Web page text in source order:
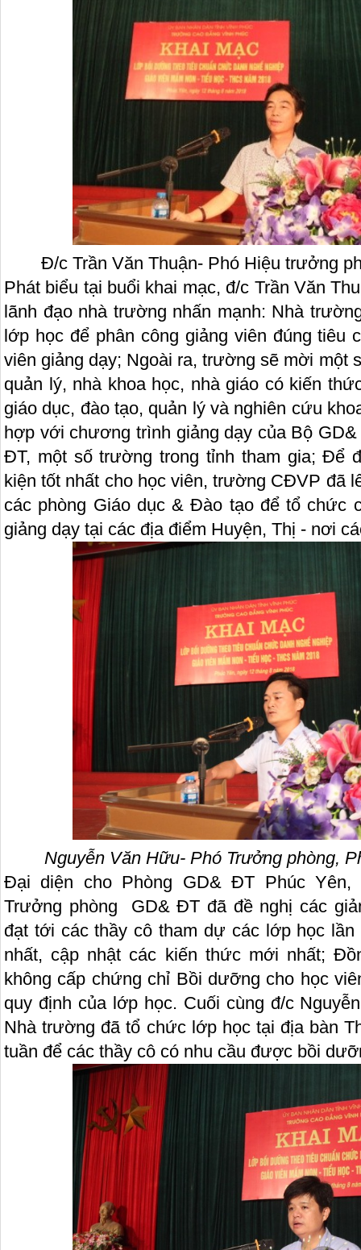
Đ/c Trần Văn Thuận- Phó Hiệu trưởng
Phát biểu tại buổi khai mạc, đ/c Trần Văn
lãnh đạo nhà trường nhấn mạnh: Nhà
lớp học để phân công giảng viên đúng tiêu
viên giảng dạy; Ngoài ra, trường sẽ mời một
quản lý, nhà khoa học, nhà giáo có kiến
giáo dục, đào tạo, quản lý và nghiên cứu
hợp với chương trình giảng dạy của Bộ
ĐT, một số trường trong tỉnh tham gia; Để
kiện tốt nhất cho học viên, trường CĐVP đã
các phòng Giáo dục & Đào tạo để tổ chức
giảng dạy tại các địa điểm Huyện, Thị - nơi
Nguyễn Văn Hữu- Phó Trưởng phòng,
Đại diện cho Phòng GD& ĐT Phúc Yên,
Trưởng phòng GD& ĐT đã đề nghị các
đạt tới các thầy cô tham dự các lớp học
nhất, cập nhật các kiến thức mới nhất;
không cấp chứng chỉ Bồi dưỡng cho học
quy định của lớp học. Cuối cùng đ/c
Nhà trường đã tổ chức lớp học tại địa bàn
tuần để các thầy cô có nhu cầu được bồi